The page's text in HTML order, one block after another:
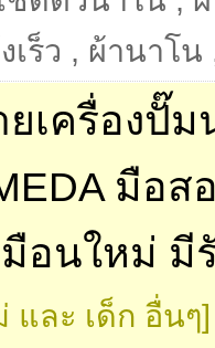
เร็ว , ผ้านาโน
ยเครื่องปั๊
มือ
มือนใหม่ มี
และ เด็ก อื่นๆ]